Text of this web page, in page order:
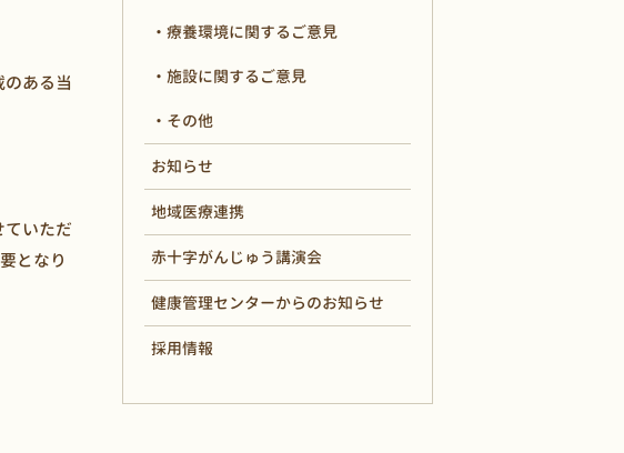
ある当
いただ
となり
療養環境に関するご意見
施設に関するご意見
その他
お知らせ
地域医療連携
赤十字がんじゅう講演会
健康管理センターからのお知らせ
採用情報